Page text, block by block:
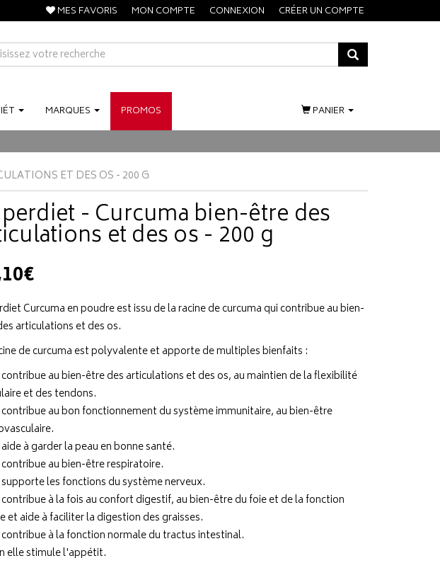
MES FAVORIS MON COMPTE CONNEXION CRÉER UN COMPTE
MARQUES PROMOS PANIER
ET DES OS - 200 G
- Curcuma bien-être des
et des os - 200 g
Curcuma en poudre est issu de la racine de curcuma qui contribue au bien-
articulations et des os.
de curcuma est polyvalente et apporte de multiples bienfaits :
au bien-être des articulations et des os, au maintien de la flexibilité
et des tendons.
au bon fonctionnement du système immunitaire, au bien-être
à garder la peau en bonne santé.
au bien-être respiratoire.
les fonctions du système nerveux.
à la fois au confort digestif, au bien-être du foie et de la fonction
et aide à faciliter la digestion des graisses.
à la fonction normale du tractus intestinal.
elle stimule l'appétit.